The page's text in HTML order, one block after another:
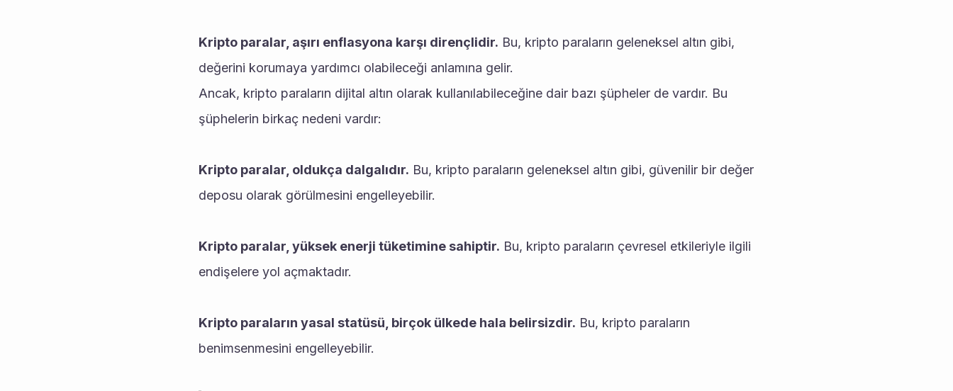
Kripto paralar, aşırı enflasyona karşı dirençlidir. Bu, kripto paraların geleneksel altın gibi,
değerini korumaya yardımcı olabileceği anlamına gelir.
Ancak, kripto paraların dijital altın olarak kullanılabileceğine dair bazı şüpheler de vardır. Bu
şüphelerin birkaç nedeni vardır:
Kripto paralar, oldukça dalgalıdır. Bu, kripto paraların geleneksel altın gibi, güvenilir bir değer
deposu olarak görülmesini engelleyebilir.
Kripto paralar, yüksek enerji tüketimine sahiptir. Bu, kripto paraların çevresel etkileriyle ilgili
endişelere yol açmaktadır.
Kripto paraların yasal statüsü, birçok ülkede hala belirsizdir. Bu, kripto paraların
benimsenmesini engelleyebilir.